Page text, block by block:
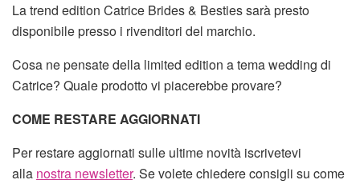
La trend edition Catrice Brides & Besties sarà presto
disponibile presso i rivenditori del marchio.
Cosa ne pensate della limited edition a tema wedding di
Catrice? Quale prodotto vi piacerebbe provare?
COME RESTARE AGGIORNATI
Per restare aggiornati sulle ultime novità iscrivetevi
alla nostra newsletter. Se volete chiedere consigli su come